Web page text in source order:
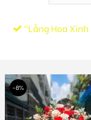
“Lẵng Hoa
-8%